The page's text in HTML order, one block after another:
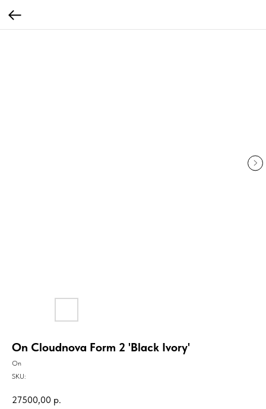
On Cloudnova Form 2 'Black Ivory'
On
SKU:
27500,00 р.